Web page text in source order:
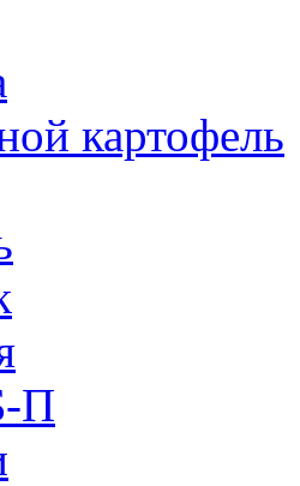
картофель
П